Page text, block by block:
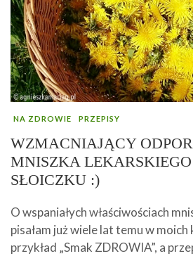
NA ZDROWIE PRZEPISY
WZMACNIAJĄCY
MNISZKA
SŁOICZKU :)
O wspaniałych właściwościach
pisałam już wiele lat temu w moich
przykład „Smak ZDROWIA”, a